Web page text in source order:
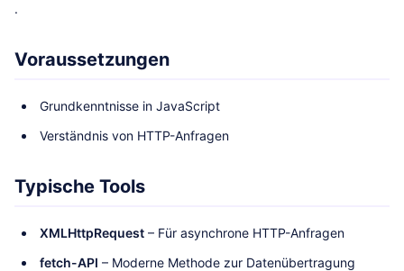
.
Voraussetzungen
Grundkenntnisse in JavaScript
Verständnis von HTTP-Anfragen
Typische Tools
XMLHttpRequest – Für asynchrone HTTP-Anfragen
fetch-API – Moderne Methode zur Datenübertragung